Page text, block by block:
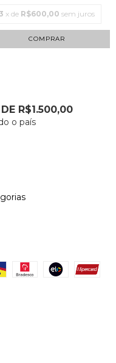
3 x de R$600,00 sem juros
COMPRAR
R$1.500,00
o país